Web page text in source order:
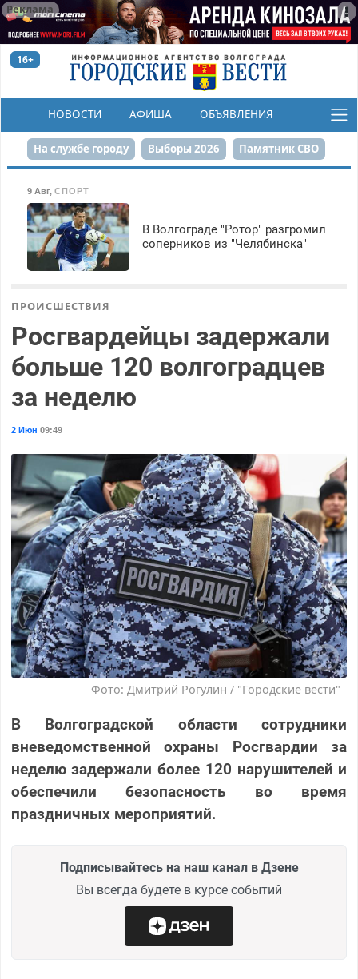
Реклама
16+
НОВОСТИ АФИША ОБЪЯВЛЕНИЯ
КОНКУРСЫ
На службе городу Выборы 2026 Памятник СВО
Набережная День Победы
80-летие Победы Парк Героев-летчиков
9 Авг, СПОРТ
В Волгограде "Ротор" разгромил
соперников из "Челябинска"
ПРОИСШЕСТВИЯ
Росгвардейцы задержали
больше 120 волгоградцев
за неделю
2 Июн 09:49
Фото: Дмитрий Рогулин / "Городские вести"
В Волгоградской области сотрудники
вневедомственной охраны Росгвардии за
неделю задержали более 120 нарушителей и
обеспечили безопасность во время
праздничных мероприятий.
Подписывайтесь на наш канал в Дзене
Вы всегда будете в курсе событий